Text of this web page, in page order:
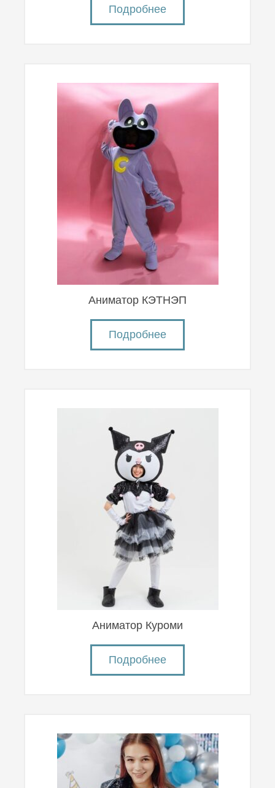
Подробнее
Аниматор КЭТНЭП
Подробнее
Аниматор Куроми
Подробнее